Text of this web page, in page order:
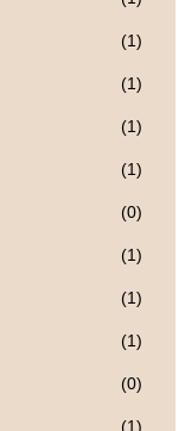
(1)
(1)
(1)
(1)
(0)
(1)
(1)
(1)
(0)
(1)